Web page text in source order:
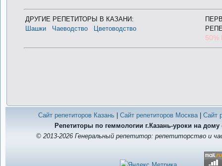
ДРУГИЕ РЕПЕТИТОРЫ В КАЗАНИ:
Шашки
Чаеводство Цветоводство
Сайт репетиторов Казань Сайт репетиторов Москва| Сайт
Репетиторы по геммологии г.Казань-уроки на дому
© 2013-2026 Генеральный репетитор: репетиторство и